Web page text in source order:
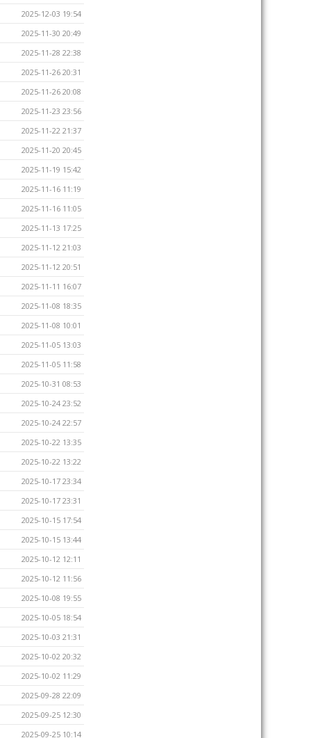
2025-12-03 19:54
2025-11-30 20:49
2025-11-28 22:38
2025-11-26 20:31
2025-11-26 20:08
2025-11-23 23:56
2025-11-22 21:37
2025-11-20 20:45
2025-11-19 15:42
2025-11-16 11:19
2025-11-16 11:05
2025-11-13 17:25
2025-11-12 21:03
2025-11-12 20:51
2025-11-11 16:07
2025-11-08 18:35
2025-11-08 10:01
2025-11-05 13:03
2025-11-05 11:58
2025-10-31 08:53
2025-10-24 23:52
2025-10-24 22:57
2025-10-22 13:35
2025-10-22 13:22
2025-10-17 23:34
2025-10-17 23:31
2025-10-15 17:54
2025-10-15 13:44
2025-10-12 12:11
2025-10-12 11:56
2025-10-08 19:55
2025-10-05 18:54
2025-10-03 21:31
2025-10-02 20:32
2025-10-02 11:29
2025-09-28 22:09
2025-09-25 12:30
2025-09-25 10:14